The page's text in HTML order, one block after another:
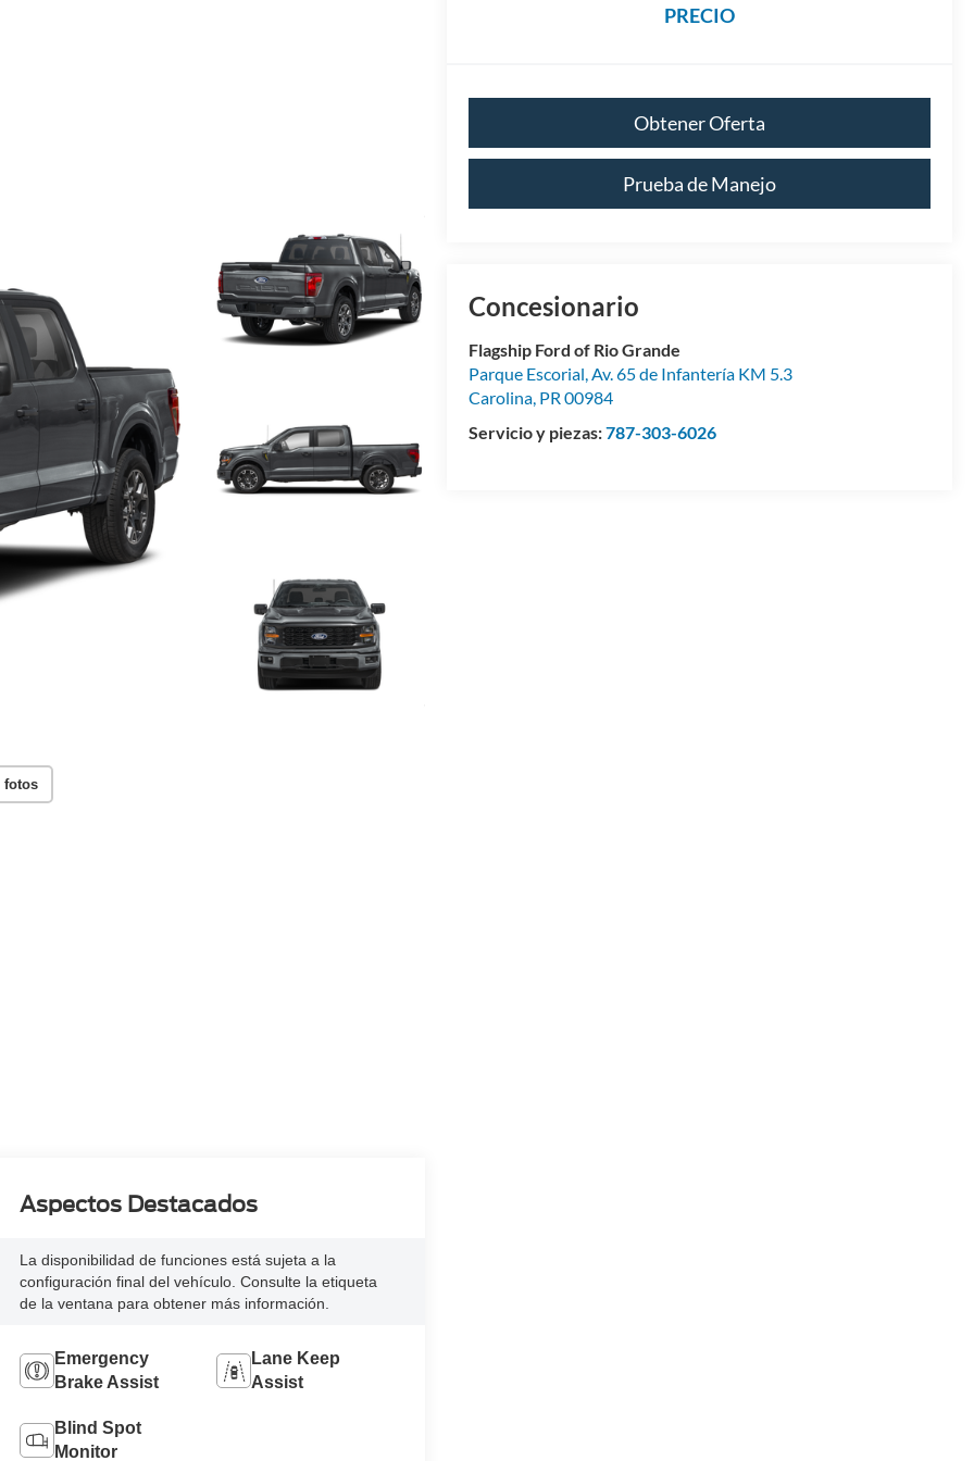
fotos
PRECIO
Obtener Oferta
Prueba de Manejo
Concesionario
Flagship Ford of Rio Grande
Parque Escorial, Av. 65 de Infantería KM 5.3
Carolina, PR 00984
Servicio y piezas:787-303-6026
Aspectos Destacados
La disponibilidad de funciones está sujeta a la
configuración final del vehículo. Consulte la etiqueta
de la ventana para obtener más información.
Emergency
Brake Assist
Lane Keep
Assist
Blind Spot
Monitor